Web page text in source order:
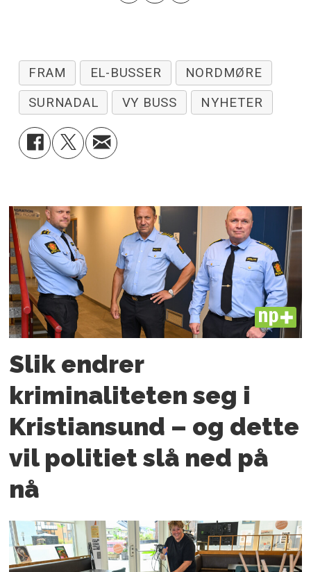
FRAM EL-BUSSER
NORDMØRE
SURNADAL
VY BUSS NYHETER
PLUS
Slik endrer
kriminaliteten seg i
Kristiansund – og dette
vil politiet slå ned på
nå